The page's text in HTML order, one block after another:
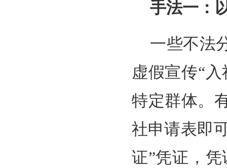
手法一：
一些不法
虚假宣传“
特定群体。
社申请表即
证”凭证，